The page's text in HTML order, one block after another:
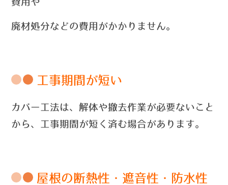
廃材処分などの費用がかかりません。
工事期間が短い
カバー工法は、解体や撤去作業が必要ないこと
から、工事期間が短く済む場合があります。
屋根の断熱性・遮音性・防水性